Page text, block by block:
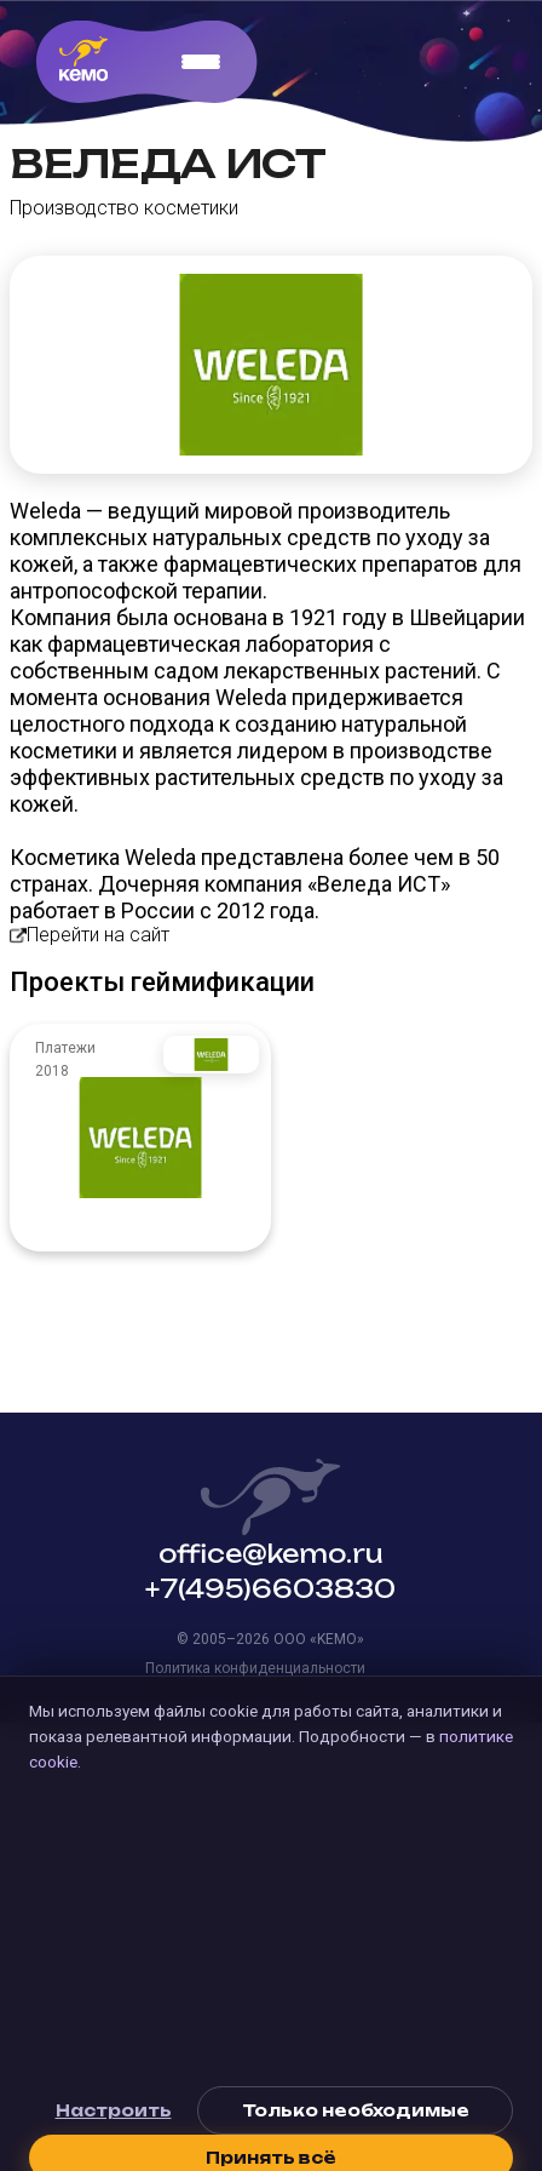
ВЕЛЕДА ИСТ
Производство косметики
Weleda — ведущий мировой производитель
комплексных натуральных средств по уходу за
кожей, а также фармацевтических препаратов для
антропософской терапии.
Компания была основана в 1921 году в Швейцарии
как фармацевтическая лаборатория с
собственным садом лекарственных растений. С
момента основания Weleda придерживается
целостного подхода к созданию натуральной
косметики и является лидером в производстве
эффективных растительных средств по уходу за
кожей.
Косметика Weleda представлена более чем в 50
странах. Дочерняя компания «Веледа ИСТ»
работает в России с 2012 года.
Перейти на сайт
Проекты геймификации
Платежи
2018
office@kemo.ru
+7(495)6603830
© 2005–2026 OOO «KEMO»
Политика конфиденциальности
Мы используем файлы cookie для работы сайта, аналитики и
показа релевантной информации. Подробности — в политике
cookie
Настроить Только необходимые
Принять всё